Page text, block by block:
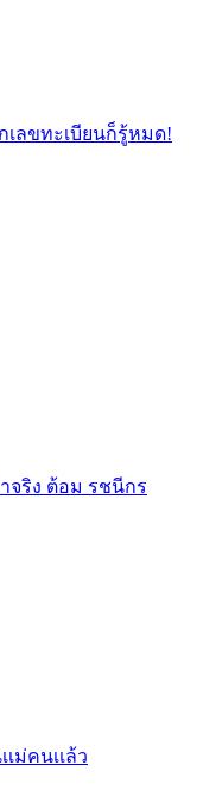
ลขทะเบียนก็รู้หมด!
จริง ต้อม รชนีกร
ม่คนเเล้ว